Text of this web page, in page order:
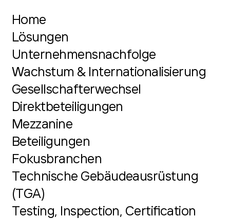
Home
Lösungen
Unternehmensnachfolge
Wachstum & Internationalisierung
Gesellschafterwechsel
Direktbeteiligungen
Mezzanine
Beteiligungen
Fokusbranchen
Technische Gebäudeausrüstung
(TGA)
Testing, Inspection, Certification